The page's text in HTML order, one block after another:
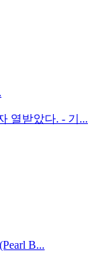
열받았다. - 기...
B...